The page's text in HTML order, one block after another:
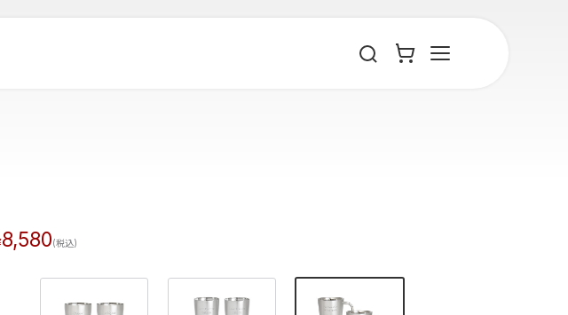
8,580